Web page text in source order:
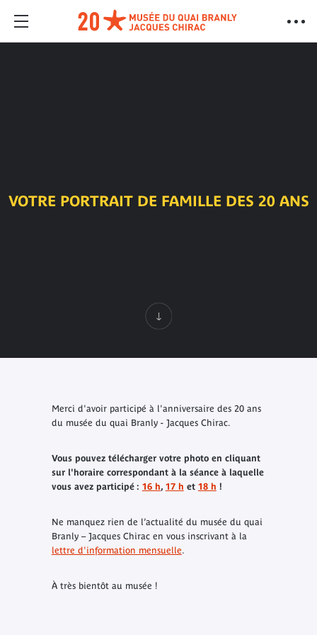
VOTRE PORTRAIT DE FAMILLE DES 20 ANS
Merci d'avoir participé à l'anniversaire des 20 ans
du musée du quai Branly - Jacques Chirac.
Vous pouvez télécharger votre photo en cliquant
sur l'horaire correspondant à la séance à laquelle
vous avez participé : 16 h, 17 h et 18 h !
Ne manquez rien de l’actualité du musée du quai
Branly – Jacques Chirac en vous inscrivant à la
lettre d'information mensuelle.
À très bientôt au musée !